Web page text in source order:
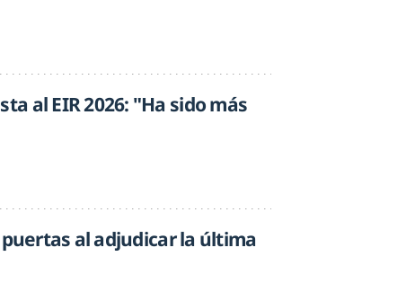
al EIR 2026: "Ha sido más
puertas al adjudicar la última